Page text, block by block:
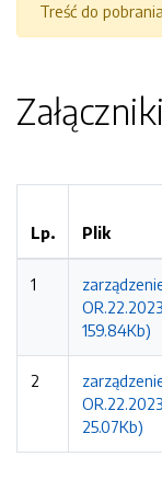
Treść do
Lp. Plik
1
159.84Kb)
2
25.07Kb)